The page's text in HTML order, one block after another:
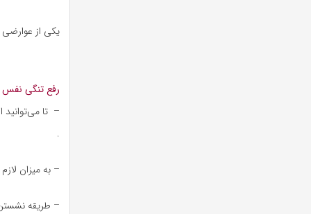
یکی از
رفع تنگی نفس
– تا
.
– به میزان
– طریقه